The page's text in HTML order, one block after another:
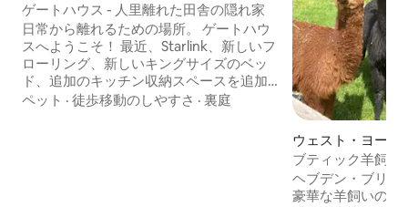
ゲートハウス - 人里離れた田舎の隠れ家
日常から離れるための場所。 ゲートハウ
スへようこそ！ 最近、Starlink、新しいフ
ローリング、新しいキングサイズのベッ
ド、追加のキッチン収納スペースを追加
しました。 絵のように美しいロッセンデ
ペット · 徒歩移動のしやすさ · 裏庭
ウェスト・ヨーク
羊飼いの小屋
ブティック羊飼い
ヘブデン・ブリッ
豪華な羊飼いの小